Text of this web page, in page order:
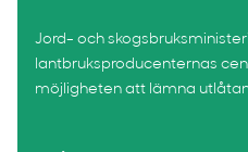
Jord- och
lantbruksproducenternas
möjligheten att lämna